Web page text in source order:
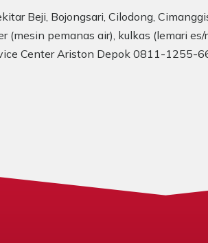
Beji, Bojongsari, Cilodong,
(mesin pemanas air), kulkas (lemari
Center Ariston Depok 0811-1255-